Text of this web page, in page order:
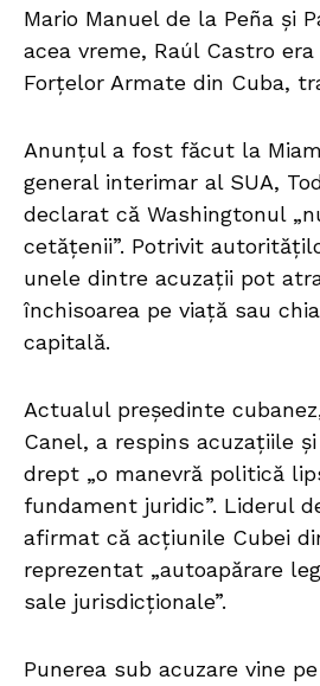
Mario Manuel de la Peña și
acea vreme, Raúl Castro
Forțelor Armate din Cuba,
Anunțul a fost făcut la
general interimar al SUA,
declarat că Washingtonul
cetățenii”. Potrivit
unele dintre acuzații pot
închisoarea pe viață sau
capitală.
Actualul președinte
Canel, a respins acuzațiile
drept „o manevră politică
fundament juridic”. Liderul
afirmat că acțiunile Cubei
reprezentat „autoapărare
sale jurisdicționale”.
Punerea sub acuzare vine